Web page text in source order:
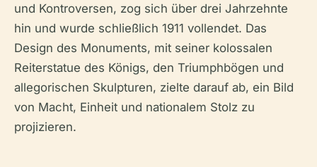
und Kontroversen, zog sich über drei Jahrzehnte
hin und wurde schließlich 1911 vollendet. Das
Design des Monuments, mit seiner kolossalen
Reiterstatue des Königs, den Triumphbögen und
allegorischen Skulpturen, zielte darauf ab, ein Bild
von Macht, Einheit und nationalem Stolz zu
projizieren.